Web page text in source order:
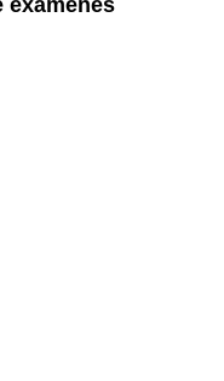
exámenes